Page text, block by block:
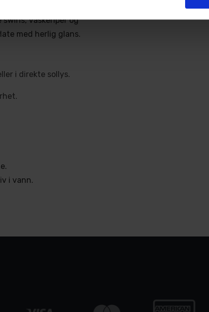
står sterke mot
vaskeriper og
med herlig glans.
i direkte sollys.
i vann.